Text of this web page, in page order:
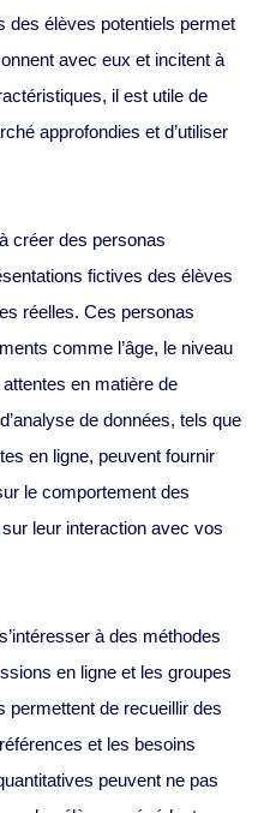
des élèves potentiels permet
avec eux et incitent à
il est utile de
approfondies et d’utiliser
créer des personas
fictives des élèves
réelles. Ces personas
comme l’âge, le niveau
en matière de
de données, tels que
en ligne, peuvent fournir
le comportement des
leur interaction avec vos
à des méthodes
en ligne et les groupes
permettent de recueillir des
et les besoins
peuvent ne pas